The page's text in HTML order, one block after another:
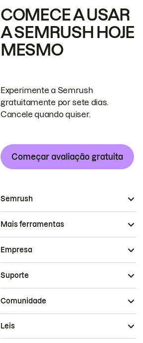
COMECE A USAR
A SEMRUSH HOJE
MESMO
Experimente a Semrush
gratuitamente por sete dias.
Cancele quando quiser.
Começar avaliação gratuita
Semrush
Mais ferramentas
Empresa
Suporte
Comunidade
Leis